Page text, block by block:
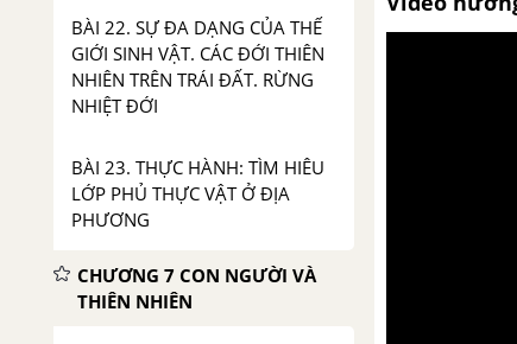
BÀI 22. SỰ ĐA DẠNG CỦA THẾ
GIỚI SINH VẬT. CÁC ĐỚI THIÊN
NHIÊN TRÊN TRÁI ĐẤT. RỪNG
NHIỆT ĐỚI
BÀI 23. THỰC HÀNH: TÌM HIÊU
LỚP PHỦ THỰC VẬT Ở ĐỊA
PHƯƠNG
CHƯƠNG 7 CON NGƯỜI VÀ
THIÊN NHIÊN